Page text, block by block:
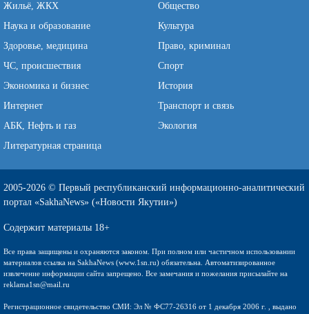
Жильё, ЖКХ
Общество
Наука и образование
Культура
Здоровье, медицина
Право, криминал
ЧС, происшествия
Спорт
Экономика и бизнес
История
Интернет
Транспорт и связь
АБК, Нефть и газ
Экология
Литературная страница
2005-2026 © Первый республиканский информационно-аналитический
портал «SakhaNews» («Новости Якутии»)
Содержит материалы 18+
Все права защищены и охраняются законом. При полном или частичном использовании
материалов ссылка на SakhaNews (www.1sn.ru) обязательна. Автоматизированное
извлечение информации сайта запрещено. Все замечания и пожелания присылайте на
reklama1sn@mail.ru
Регистрационное свидетельство СМИ: Эл № ФС77-26316 от 1 декабря 2006 г. , выдано